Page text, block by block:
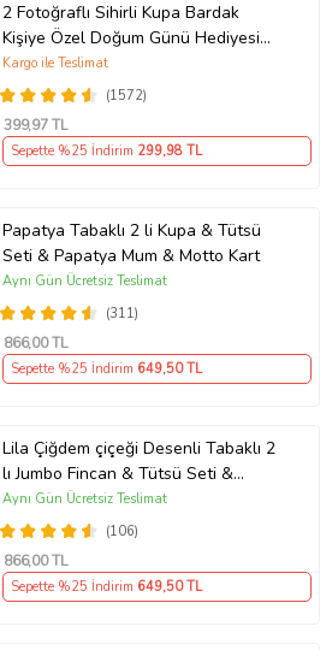
2 Fotoğraflı Sihirli Kupa Bardak
Kişiye Özel Doğum Günü Hediyesi
Sevgiliye Hediye Anneye Babaya
Ablaya Abiye Kız Erkek Kardeşe
Arkadaşa Resimli Günü Yıl Dönümü
Hediyesi
(1572)
Kargo ile Teslimat
399,97 TL
Sepette %25 İndirim 299,98 TL
Papatya Tabaklı 2 li Kupa & Tütsü
Seti & Papatya Mum & Motto Kart
(311)
Aynı Gün Ücretsiz Teslimat
866,00 TL
Sepette %25 İndirim 649,50 TL
Lila Çiğdem çiçeği Desenli Tabaklı 2
lı Jumbo Fincan & Tütsü Seti &
Papatya Mum &
(106)
Aynı Gün Ücretsiz Teslimat
866,00 TL
Sepette %25 İndirim 649,50 TL